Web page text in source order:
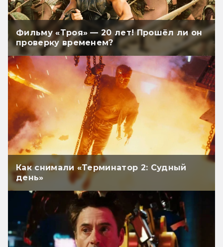
Фильму «Троя» — 20 лет! Прошёл ли он
проверку временем?
Как снимали «Терминатор 2: Судный
день»